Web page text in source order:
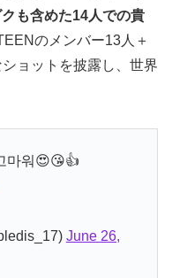
も含めた14人での貴
のメンバー13人＋
ョットを披露し、世界
마워😍😘👍
June 26,